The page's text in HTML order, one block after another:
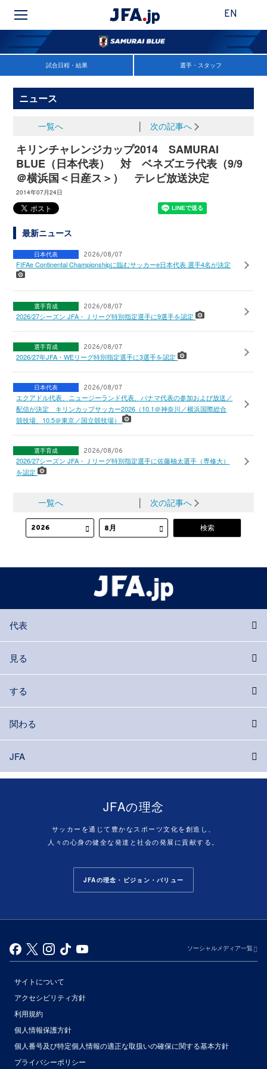
EN
試合日程・結果 選手・スタッフ
ニュース
一覧へ 次の記事へ
キリンチャレンジカップ2014 SAMURAI
BLUE（日本代表） 対 ベネズエラ代表（9/9
＠横浜国＜日産ス＞） テレビ放送決定
2014年07月24日
最新ニュース
日本代表 2026/08/07
FIFAe Continental Championshipに臨むサッカーe日本代表 選手4名が決定
選手育成 2026/08/07
2026/27シーズン JFA・Ｊリーグ特別指定選手に9選手を認定
選手育成 2026/08/07
2026/27年JFA・WEリーグ特別指定選手に3選手を認定
日本代表 2026/08/07
エクアドル代表、ニュージーランド代表、パナマ代表の参加および放送／
配信が決定 キリンカップサッカー2026（10.1＠神奈川／横浜国際総合
競技場、10.5＠東京／国立競技場）
選手育成 2026/08/06
2026/27シーズン JFA・Ｊリーグ特別指定選手に佐藤柚太選手（専修大）
を認定
一覧へ 次の記事へ
代表
見る
する
関わる
JFA
JFAの理念
サッカーを通じて豊かなスポーツ文化を創造し、
人々の心身の健全な発達と社会の発展に貢献する。
JFAの理念・ビジョン・バリュー
ソーシャルメディア一覧
サイトについて
アクセシビリティ方針
利用規約
個人情報保護方針
個人番号及び特定個人情報の適正な取扱いの確保に関する基本方針
プライバシーポリシー